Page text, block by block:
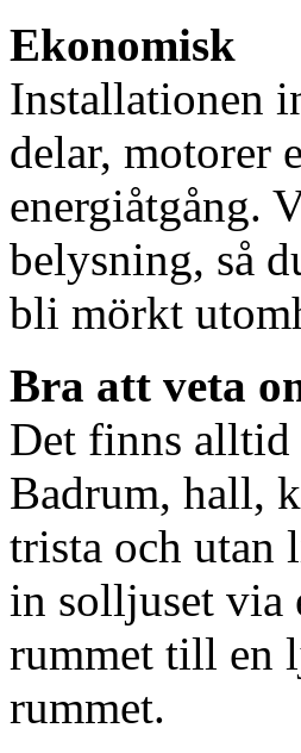
Ekonomisk
Installationen
delar, motorer
energiåtgång.
belysning, så
bli mörkt
Bra att veta
Det finns alltid
Badrum, hall,
trista och utan
in solljuset via
rummet till en
rummet.